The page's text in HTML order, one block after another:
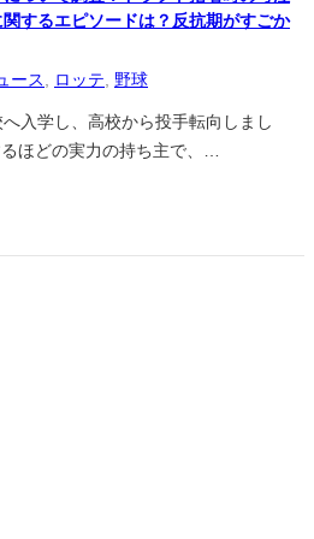
するエピソードは？反抗期がすごか
ース ロッテ 野球
入学し、高校から投手転向しまし
ほどの実力の持ち主で、…